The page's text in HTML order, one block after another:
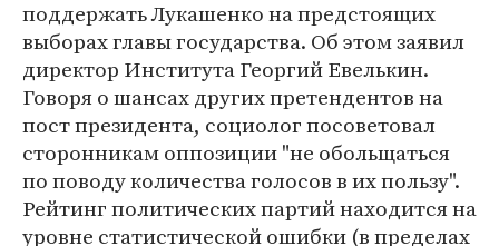
поддержать Лукашенко на предстоящих
выборах главы государства. Об этом заявил
директор Института Георгий Евелькин.
Говоря о шансах других претендентов на
пост президента, социолог посоветовал
сторонникам оппозиции "не обольщаться
по поводу количества голосов в их пользу".
Рейтинг политических партий находится на
уровне статистической ошибки (в пределах